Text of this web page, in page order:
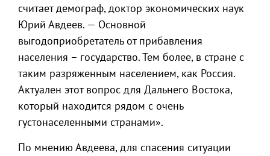
считает демограф, доктор экономических наук
Юрий Авдеев. — Основной
выгодоприобретатель от прибавления
населения – государство. Тем более, в стране с
таким разряженным населением, как Россия.
Актуален этот вопрос для Дальнего Востока,
который находится рядом с очень
густонаселенными странами».
По мнению Авдеева, для спасения ситуации